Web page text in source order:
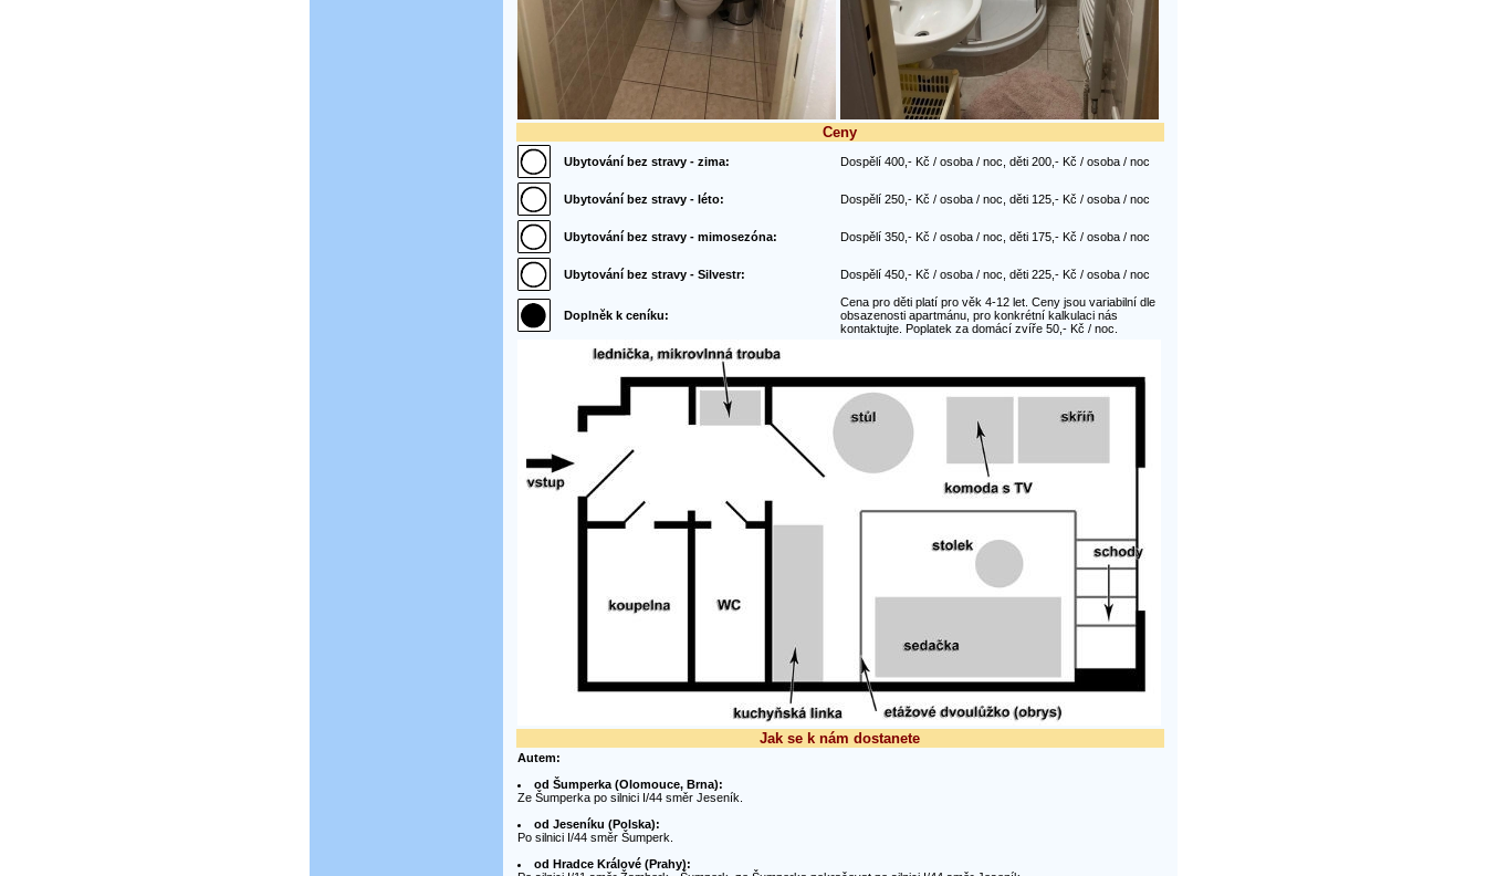
Ceny
Ubytování bez stravy - zima: Dospělí 400,- Kč / osoba / noc, děti 200,- Kč / osoba / noc
Ubytování bez stravy - léto: Dospělí 250,- Kč / osoba / noc, děti 125,- Kč / osoba / noc
Ubytování bez stravy - mimosezóna: Dospělí 350,- Kč / osoba / noc, děti 175,- Kč / osoba / noc
Ubytování bez stravy - Silvestr: Dospělí 450,- Kč / osoba / noc, děti 225,- Kč / osoba / noc
Doplněk k ceníku:
Cena pro děti platí pro věk 4-12 let. Ceny jsou variabilní dle
obsazenosti apartmánu, pro konkrétní kalkulaci nás
kontaktujte. Poplatek za domácí zvíře 50,- Kč / noc.
Jak se k nám dostanete
Autem:
od Šumperka (Olomouce, Brna):
Ze Šumperka po silnici I/44 směr Jeseník.
od Jeseníku (Polska):
Po silnici I/44 směr Šumperk.
od Hradce Králové (Prahy):